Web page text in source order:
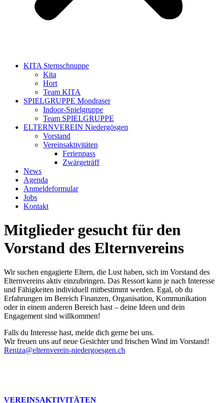
KITA Sternschnuppe
Kita
Hort
Team KITA
SPIELGRUPPE Mondraser
Indoor-Spielgruppe
Team SPIELGRUPPE
ELTERNVEREIN Niedergösgen
Vorstand
Vereinsaktivitäten
Ferienpass
Zwärgeträff
News
Agenda
Anmeldeformular
Jobs
Kontakt
Mitglieder gesucht für den
Vorstand des Elternvereins
Wir suchen engagierte Eltern, die Lust haben, sich im Vorstand des
Elternvereins aktiv einzubringen. Das Ressort kann je nach Interesse
und Fähigkeiten individuell mitbestimmt werden. Egal, ob du
Erfahrungen im Bereich Finanzen, Organisation, Kommunikation
oder in einem anderen Bereich hast – deine Ideen und dein
Engagement sind willkommen!
Falls du Interesse hast, melde dich gerne bei uns.
Wir freuen uns auf neue Gesichter und frischen Wind im Vorstand!
Reniza@elternverein-niedergoesgen.ch
VEREINSAKTIVITÄTEN